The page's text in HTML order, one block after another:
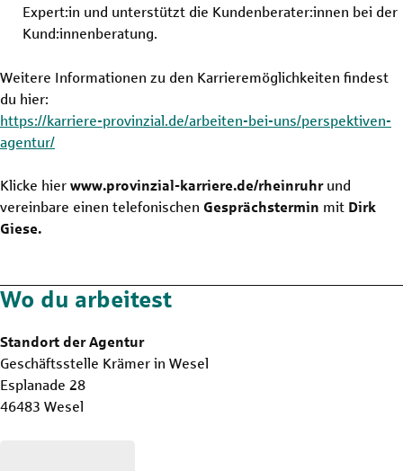
Expert:in und unterstützt die Kundenberater:innen bei der
Kund:innenberatung.
Weitere Informationen zu den Karrieremöglichkeiten findest
du hier:
https://karriere-provinzial.de/arbeiten-bei-uns/perspektiven-
agentur/
Klicke hier www.provinzial-karriere.de/rheinruhr und
vereinbare einen telefonischen Gesprächstermin mit Dirk
Giese.
Wo du arbeitest
Standort der Agentur
Geschäftsstelle Krämer in Wesel
Esplanade 28
46483 Wesel